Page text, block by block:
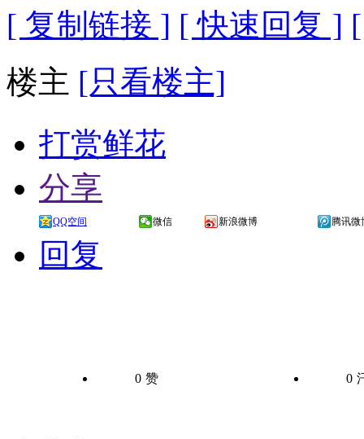
[ 复制链接 ] [ 快速回复 ]
楼主 [只看楼主]
打赏鲜花
分享
QQ空间 微信 新浪微博 腾讯微
回复
0 赞 0